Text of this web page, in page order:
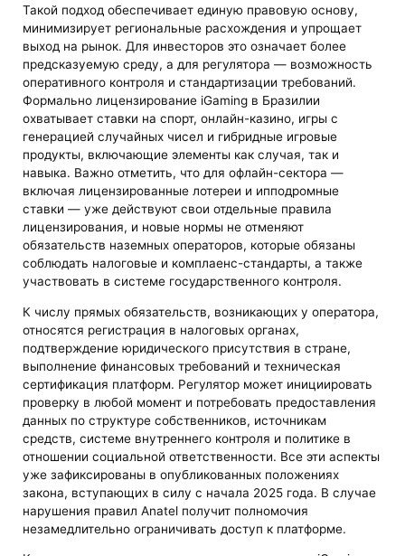
Такой подход обеспечивает единую правовую основу,
минимизирует региональные расхождения и упрощает
выход на рынок. Для инвесторов это означает более
предсказуемую среду, а для регулятора — возможность
оперативного контроля и стандартизации требований.
Формально лицензирование iGaming в Бразилии
охватывает ставки на спорт, онлайн-казино, игры с
генерацией случайных чисел и гибридные игровые
продукты, включающие элементы как случая, так и
навыка. Важно отметить, что для офлайн-сектора —
включая лицензированные лотереи и ипподромные
ставки — уже действуют свои отдельные правила
лицензирования, и новые нормы не отменяют
обязательств наземных операторов, которые обязаны
соблюдать налоговые и комплаенс-стандарты, а также
участвовать в системе государственного контроля.
К числу прямых обязательств, возникающих у оператора,
относятся регистрация в налоговых органах,
подтверждение юридического присутствия в стране,
выполнение финансовых требований и техническая
сертификация платформ. Регулятор может инициировать
проверку в любой момент и потребовать предоставления
данных по структуре собственников, источникам
средств, системе внутреннего контроля и политике в
отношении социальной ответственности. Все эти аспекты
уже зафиксированы в опубликованных положениях
закона, вступающих в силу с начала 2025 года. В случае
нарушения правил Anatel получит полномочия
незамедлительно ограничивать доступ к платформе.